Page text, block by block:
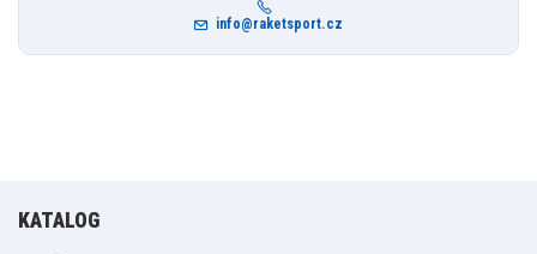
info@raketsport.cz
KATALOG